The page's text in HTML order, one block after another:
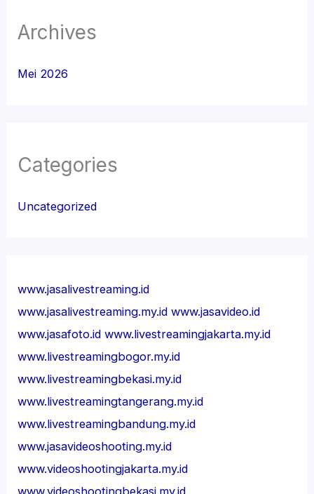
Archives
Mei 2026
Categories
Uncategorized
www.jasalivestreaming.id
www.jasalivestreaming.my.id www.jasavideo.id
www.jasafoto.id www.livestreamingjakarta.my.id
www.livestreamingbogor.my.id
www.livestreamingbekasi.my.id
www.livestreamingtangerang.my.id
www.livestreamingbandung.my.id
www.jasavideoshooting.my.id
www.videoshootingjakarta.my.id